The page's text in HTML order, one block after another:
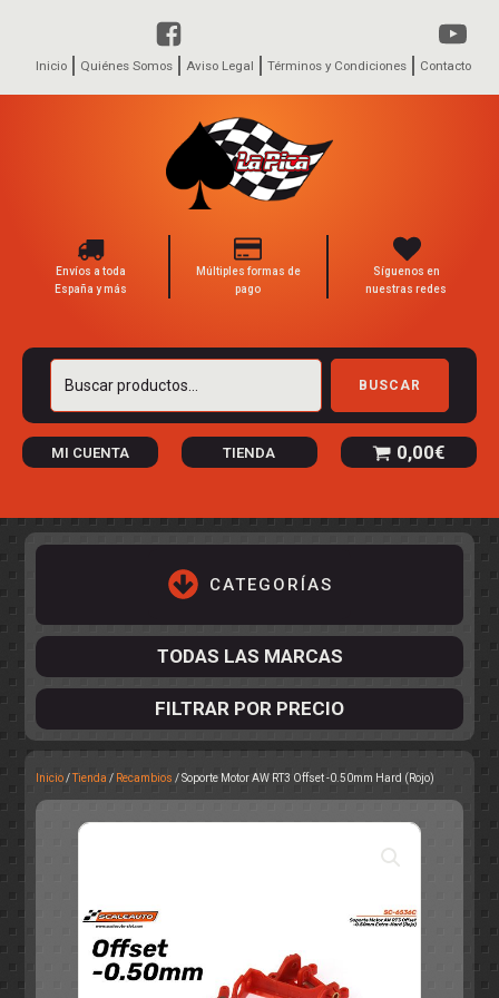
Inicio Quiénes Somos Aviso Legal Términos y Condiciones Contacto
Envíos a toda
España y más
Múltiples formas de
pago
Síguenos en
nuestras redes
Buscar
BUSCAR
MI CUENTA TIENDA 0,00€
CATEGORÍAS
OTROS
RALLY
TODAS LAS MARCAS
FILTRAR POR PRECIO
Inicio/Tienda / Recambios / Soporte Motor AW RT3 Offset -0.50mm Hard (Rojo)